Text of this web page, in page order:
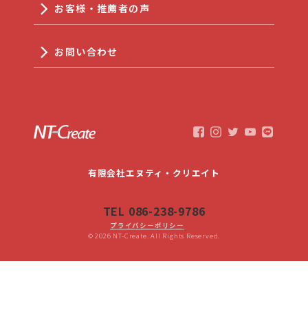
お客様・推薦者の声
お問い合わせ
有限会社エヌティ・クリエイト
TEL 086-238-9786
プライバシーポリシー
© 2026 NT-Create. All Rights Reserved.